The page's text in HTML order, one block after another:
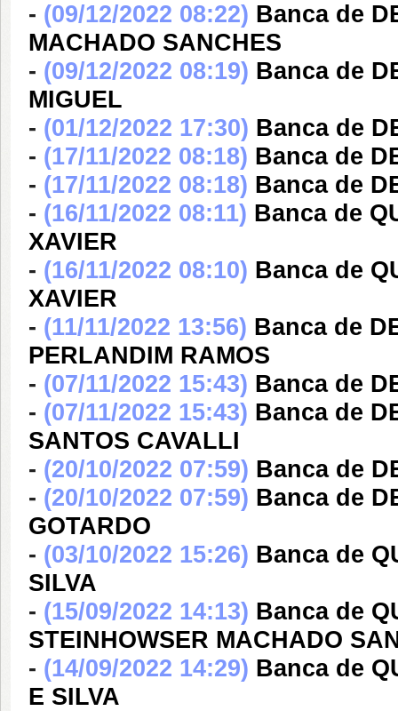
- (09/12/2022 08:22) Banca de
MACHADO SANCHES
- (09/12/2022 08:19) Banca de
MIGUEL
- (01/12/2022 17:30) Banca de
- (17/11/2022 08:18) Banca de
- (17/11/2022 08:18) Banca de
- (16/11/2022 08:11) Banca de
XAVIER
- (16/11/2022 08:10) Banca de
XAVIER
- (11/11/2022 13:56) Banca de
PERLANDIM RAMOS
- (07/11/2022 15:43) Banca de
- (07/11/2022 15:43) Banca de
SANTOS CAVALLI
- (20/10/2022 07:59) Banca de
- (20/10/2022 07:59) Banca de
GOTARDO
- (03/10/2022 15:26) Banca de
SILVA
- (15/09/2022 14:13) Banca de
STEINHOWSER MACHADO
- (14/09/2022 14:29) Banca de
E SILVA